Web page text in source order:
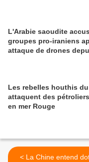
L'Arabie saoudite
groupes pro-iraniens
attaque de drones
Les rebelles houthis du
attaquent des
en mer Rouge
< La Chine entend doter